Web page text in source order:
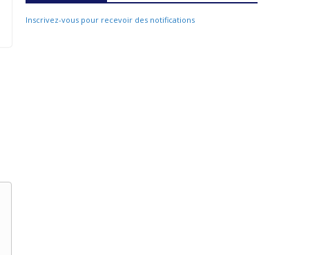
Inscrivez-vous pour recevoir des notifications